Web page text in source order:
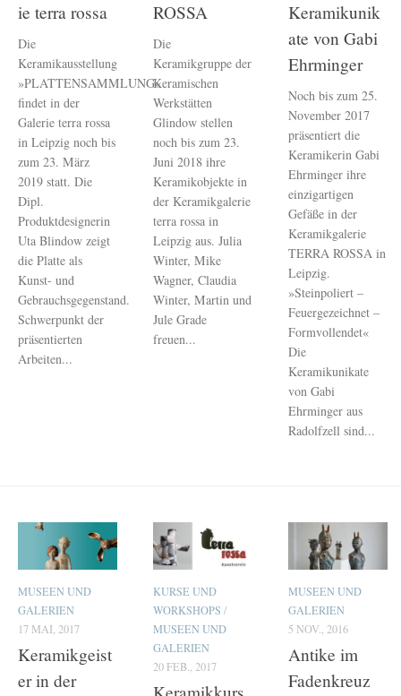
ie terra rossa
Die
Keramikausstellung
»PLATTENSAMMLUNG«
findet in der
Galerie terra rossa
in Leipzig noch bis
zum 23. März
2019 statt. Die
Dipl.
Produktdesignerin
Uta Blindow zeigt
die Platte als
Kunst- und
Gebrauchsgegenstand.
Schwerpunkt der
präsentierten
Arbeiten...
ROSSA
Die
Keramikgruppe der
Keramischen
Werkstätten
Glindow stellen
noch bis zum 23.
Juni 2018 ihre
Keramikobjekte in
der Keramikgalerie
terra rossa in
Leipzig aus. Julia
Winter, Mike
Wagner, Claudia
Winter, Martin und
Jule Grade
freuen...
Keramikunik
ate von Gabi
Ehrminger
Noch bis zum 25.
November 2017
präsentiert die
Keramikerin Gabi
Ehrminger ihre
einzigartigen
Gefäße in der
Keramikgalerie
TERRA ROSSA in
Leipzig.
»Steinpoliert –
Feuergezeichnet –
Formvollendet«
Die
Keramikunikate
von Gabi
Ehrminger aus
Radolfzell sind...
MUSEEN UND
GALERIEN
17 MAI, 2017
Keramikgeist
er in der
KURSE UND
WORKSHOPS /
MUSEEN UND
GALERIEN
20 FEB., 2017
MUSEEN UND
GALERIEN
5 NOV., 2016
Antike im
Fadenkreuz